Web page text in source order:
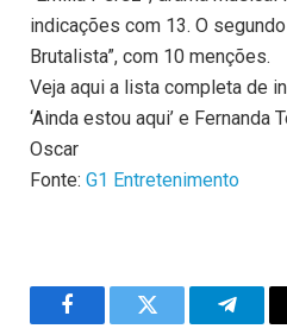
indicações com 13. O
Brutalista”, com 10 menções.
Veja aqui a lista completa de
‘Ainda estou aqui’ e Fernanda
Oscar
Fonte: G1 Entretenimento
FacebookTwitter